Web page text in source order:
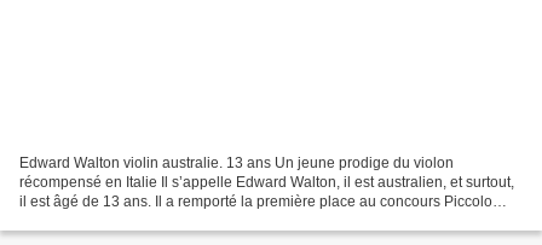
Edward Walton violin australie. 13 ans Un jeune prodige du violon
récompensé en Italie Il s’appelle Edward Walton, il est australien, et surtout,
il est âgé de 13 ans. Il a remporté la première place au concours Piccolo